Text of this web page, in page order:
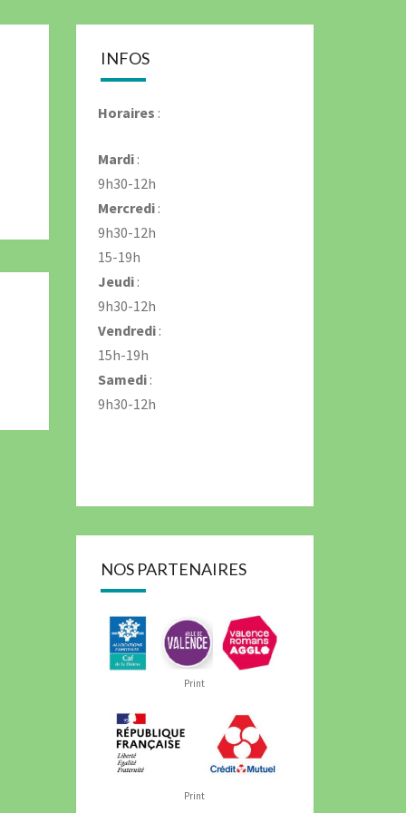
INFOS
Horaires :
Mardi:
9h30-12h
Mercredi:
9h30-12h
15-19h
Jeudi:
9h30-12h
Vendredi:
15h-19h
Samedi:
9h30-12h
NOS PARTENAIRES
Print
Print